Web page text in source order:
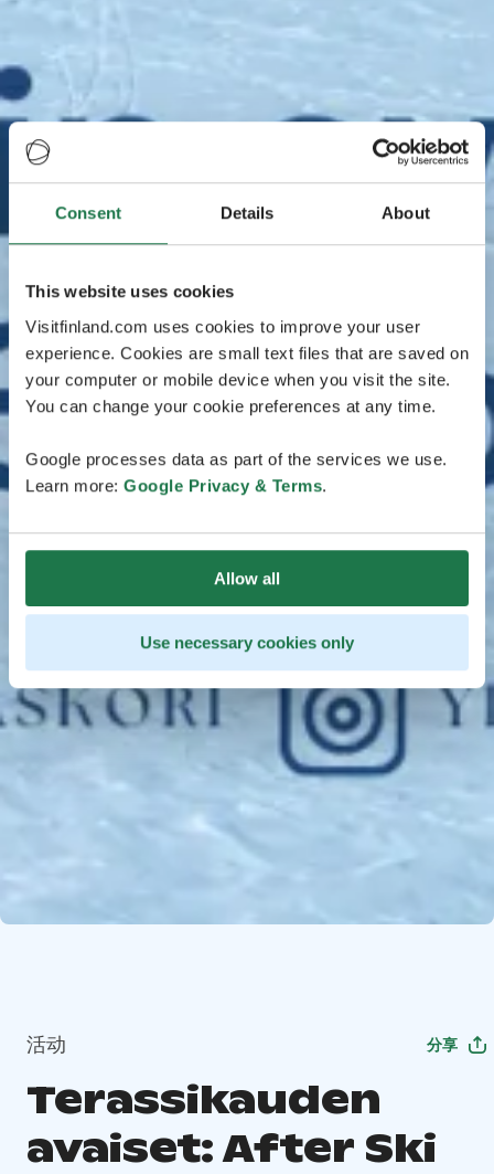
Consent Details About
This website uses cookies
Visitfinland.com uses cookies to improve your user
experience. Cookies are small text files that are saved on
your computer or mobile device when you visit the site.
You can change your cookie preferences at any time.
Google processes data as part of the services we use.
Learn more: Google Privacy & Terms.
Allow all
Use necessary cookies only
活动 分享
Terassikauden
avaiset: After Ski